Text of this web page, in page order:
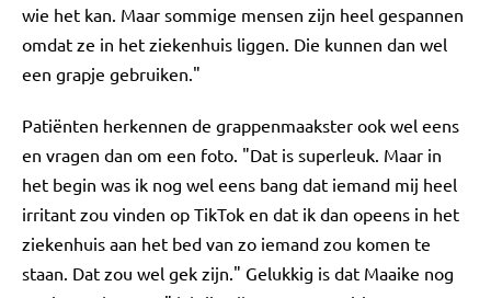
wie het kan. Maar sommige mensen zijn heel gespannen
omdat ze in het ziekenhuis liggen. Die kunnen dan wel
een grapje gebruiken."
Patiënten herkennen de grappenmaakster ook wel eens
en vragen dan om een foto. "Dat is superleuk. Maar in
het begin was ik nog wel eens bang dat iemand mij heel
irritant zou vinden op TikTok en dat ik dan opeens in het
ziekenhuis aan het bed van zo iemand zou komen te
staan. Dat zou wel gek zijn." Gelukkig is dat Maaike nog